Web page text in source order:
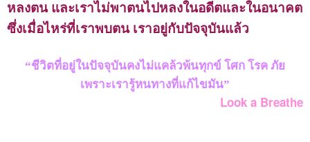
หลงตน และเราไม่พาตนไปหลงในอดีตและในอนาคต
ซึ่งเมื่อไหร่ที่เราพบตน เราอยู่กับปัจจุบันแล้ว
“ชีวิตที่อยู่ในปัจจุบันคงไม่แคล้วพ้นทุกข์ โศก โรค ภัย
เพราะเรารู้หนทางที่แก้ไขมัน”
Look a Breathe